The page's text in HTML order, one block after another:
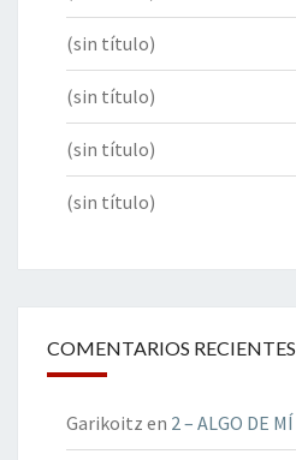
(sin título)
(sin título)
(sin título)
(sin título)
COMENTARIOS RECIENTES
Garikoitz en 2 – ALGO DE MÍ